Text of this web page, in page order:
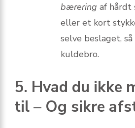
bærering af hårdt
eller et kort
selve beslaget,
kuldebro.
5. Hvad du ikke
til – Og sikre